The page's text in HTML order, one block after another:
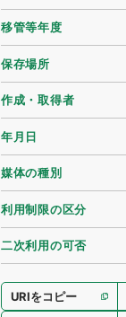
移管等年度
保存場所
作成・取得者
年月日
媒体の種別
利用制限の区分
二次利用の可否
URIをコピー